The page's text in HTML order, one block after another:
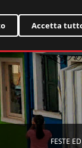
FESTE
Accetta